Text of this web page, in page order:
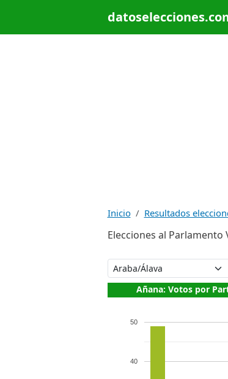
Inicio Resultados
Elecciones al Parlamento
Añana: Votos por
40
50